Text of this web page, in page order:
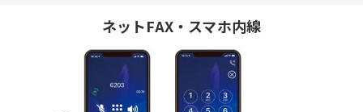
ネットFAX・スマホ内線